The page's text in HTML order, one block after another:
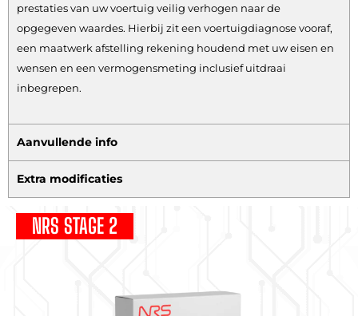
prestaties van uw voertuig veilig verhogen naar de
opgegeven waardes. Hierbij zit een voertuigdiagnose vooraf,
een maatwerk afstelling rekening houdend met uw eisen en
wensen en een vermogensmeting inclusief uitdraai
inbegrepen.
Aanvullende info
Extra modificaties
NRS STAGE 2